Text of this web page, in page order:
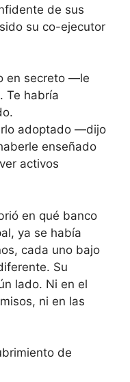
de sus
su co-ejecutor
en secreto —le
Te habría
adoptado —dijo
enseñado
activos
en qué banco
ya se había
cada uno bajo
Su
lado. Ni en el
ni en las
de